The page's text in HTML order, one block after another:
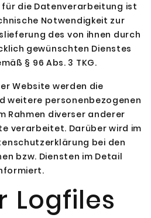
die Datenverarbeitung ist
Notwendigkeit zur
des von ihnen durch
gewünschten Dienstes
§ 96 Abs. 3 TKG.
Website werden die
weitere personenbezogenen
Rahmen diverser anderer
verarbeitet. Darüber wird im
bei den
bzw. Diensten im Detail
Logfiles